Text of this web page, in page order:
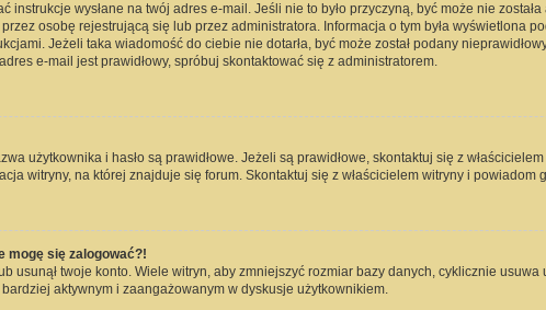
wysłane na twój adres e-mail. Jeśli nie to było przyczyną, być może nie
osobę rejestrującą się lub przez administratora. Informacja o tym była wyświetlona
Jeżeli taka wiadomość do ciebie nie dotarła, być może został podany
e-mail jest prawidłowy, spróbuj skontaktować się z administratorem.
użytkownika i hasło są prawidłowe. Jeżeli są prawidłowe, skontaktuj się z
witryny, na której znajduje się forum. Skontaktuj się z właścicielem witryny i powiadom
mogę się zalogować?!
usunął twoje konto. Wiele witryn, aby zmniejszyć rozmiar bazy danych, cyklicznie
aktywnym i zaangażowanym w dyskusje użytkownikiem.